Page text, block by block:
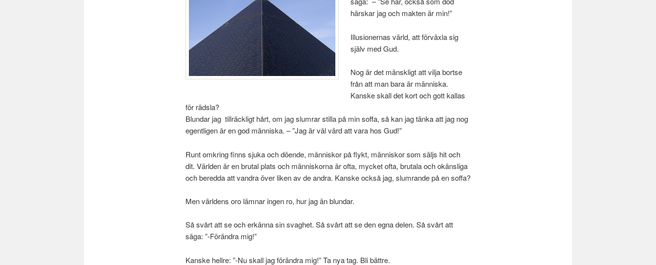
härskar jag och makten är min!”
Illusionernas värld, att förväxla sig
själv med Gud.
Nog är det mänskligt att vilja bortse
från att man bara är människa.
Kanske skall det kort och gott kallas
för rädsla?
Blundar jag tillräckligt hårt, om jag slumrar stilla på min soffa, så kan jag tänka att jag nog
egentligen är en god människa. – ”Jag är väl värd att vara hos Gud!”
Runt omkring finns sjuka och döende, människor på flykt, människor som säljs hit och
dit. Världen är en brutal plats och människorna är ofta, mycket ofta, brutala och okänsliga
och beredda att vandra över liken av de andra. Kanske också jag, slumrande på en soffa?
Men världens oro lämnar ingen ro, hur jag än blundar.
Så svårt att se och erkänna sin svaghet. Så svårt att se den egna delen. Så svårt att
säga: ”-Förändra mig!”
Kanske hellre: ”-Nu skall jag förändra mig!” Ta nya tag. Bli bättre.